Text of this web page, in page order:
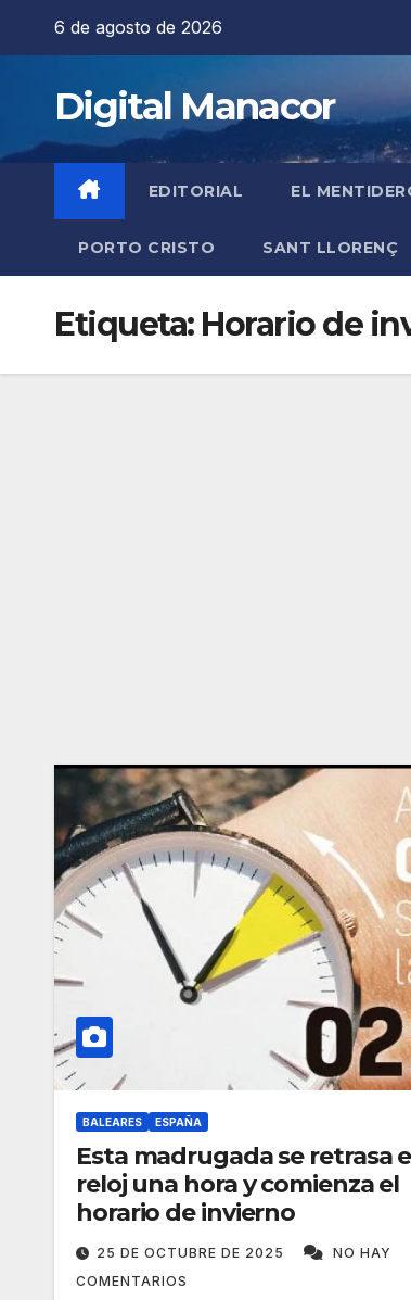
6 de agosto de 2026
Digital Manacor
EDITORIAL EL
PORTO CRISTO SANT LLORENÇ
Etiqueta: Horario de
BALEARES ESPAÑA
Esta madrugada se retrasa
reloj una hora y comienza el
horario de invierno
25 DE OCTUBRE DE 2025
NO HAY
COMENTARIOS